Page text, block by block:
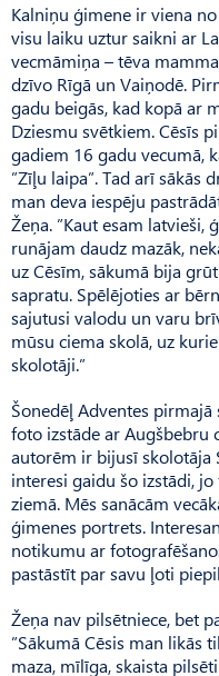
Kalniņu ģimene ir viena
visu laiku uztur saikni ar
vecmāmiņa – tēva
dzīvo Rīgā un Vaiņodē.
gadu beigās, kad kopā ar
Dziesmu svētkiem. Cēsīs
gadiem 16 gadu vecumā,
”Zīļu laipa”. Tad arī sākās
man deva iespēju
Žeņa. ”Kaut esam latvieši,
runājam daudz mazāk,
uz Cēsīm, sākumā bija
sapratu. Spēlējoties ar
sajutusi valodu un varu
mūsu ciema skolā, uz
skolotāji.”
Šonedēļ Adventes
foto izstāde ar Augšbebru
autorēm ir bijusī skolotāja
interesi gaidu šo izstādi,
ziemā. Mēs sanācām
ģimenes portrets.
notikumu ar
pastāstīt par savu ļoti
Žeņa nav pilsētniece, bet
”Sākumā Cēsis man likās
maza, mīlīga, skaista